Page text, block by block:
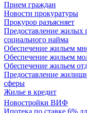
Прием граждан
Новости прокуратуры
Прокурор разъясняет
Предоставление жилых
социального найма
Обеспечение жильем
Обеспечение жильем
Обеспечение жильем
Предоставление
сферы
Жилье в кредит
Новостройки ВИФ
Ипотека по ставке 6%